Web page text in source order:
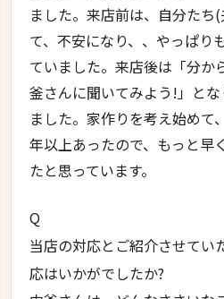
ました。来店前は、自分たち
て、不安になり、、やっぱ
ていました。来店後は「分か
釜さんに聞いてみよう!」と
ました。家作りを考え始めて
年以上あったので、もっと早
たと思っています。
Q
当店の対応とご紹介させてい
応はいかがでしたか?